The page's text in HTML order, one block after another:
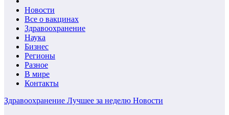
Новости
Все о вакцинах
Здравоохранение
Наука
Бизнес
Регионы
Разное
В мире
Контакты
Здравоохранение Лучшее за неделю Новости